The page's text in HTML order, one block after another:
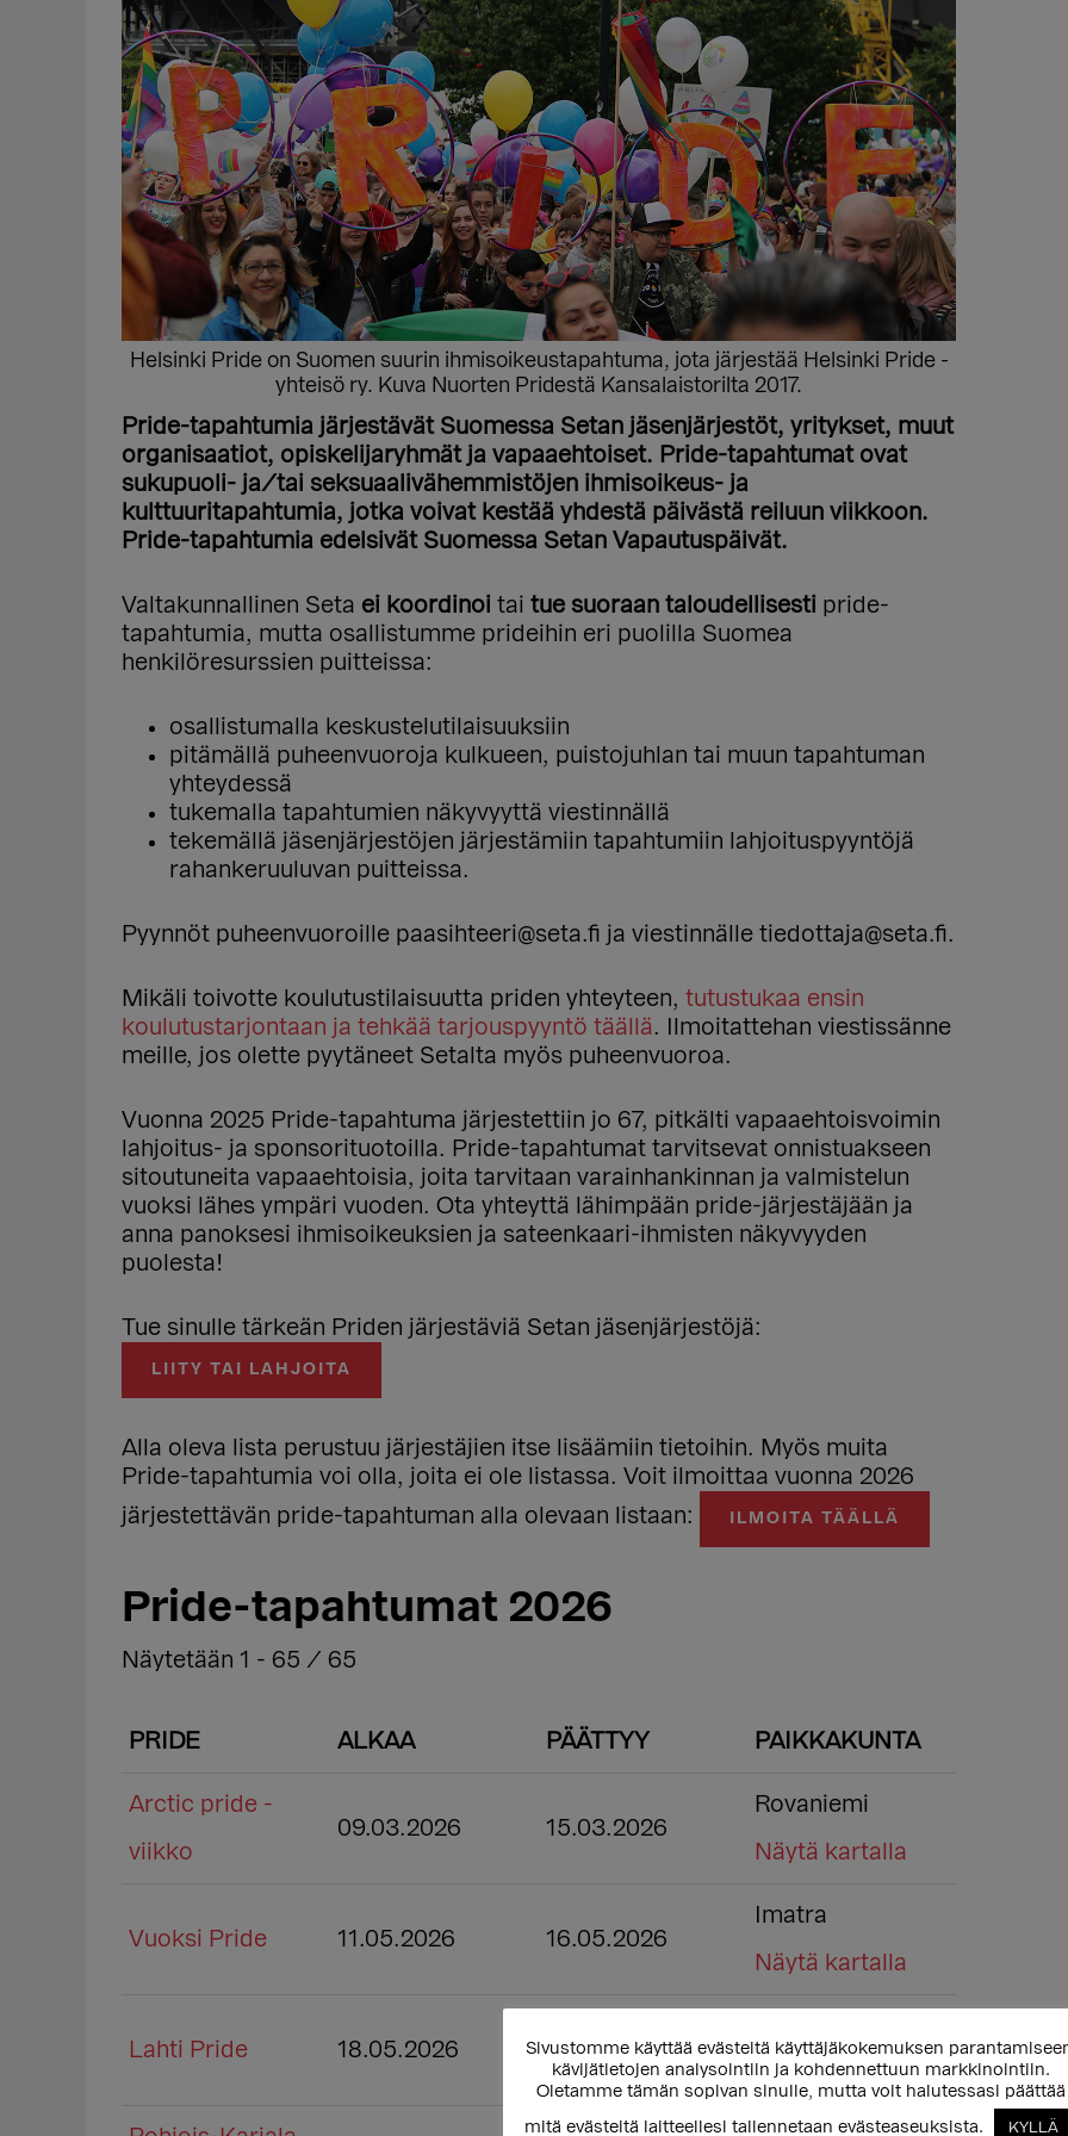
Helsinki Pride on Suomen suurin ihmisoikeustapahtuma, jota järjestää Helsinki Pride -
yhteisö ry. Kuva Nuorten Pridestä Kansalaistorilta 2017.
Pride-tapahtumia järjestävät Suomessa Setan jäsenjärjestöt, yritykset, muut
organisaatiot, opiskelijaryhmät ja vapaaehtoiset. Pride-tapahtumat ovat
sukupuoli- ja/tai seksuaalivähemmistöjen ihmisoikeus- ja
kulttuuritapahtumia, jotka voivat kestää yhdestä päivästä reiluun viikkoon.
Pride-tapahtumia edelsivät Suomessa Setan Vapautuspäivät.
Valtakunnallinen Seta ei koordinoi tai tue suoraan taloudellisesti pride-
tapahtumia, mutta osallistumme prideihin eri puolilla Suomea
henkilöresurssien puitteissa:
osallistumalla keskustelutilaisuuksiin
pitämällä puheenvuoroja kulkueen, puistojuhlan tai muun tapahtuman
yhteydessä
tukemalla tapahtumien näkyvyyttä viestinnällä
tekemällä jäsenjärjestöjen järjestämiin tapahtumiin lahjoituspyyntöjä
rahankeruuluvan puitteissa.
Pyynnöt puheenvuoroille paasihteeri@seta.fi ja viestinnälle tiedottaja@seta.fi.
Mikäli toivotte koulutustilaisuutta priden yhteyteen, tutustukaa ensin
koulutustarjontaan ja tehkää tarjouspyyntö täällä. Ilmoitattehan viestissänne
meille, jos olette pyytäneet Setalta myös puheenvuoroa.
Vuonna 2025 Pride-tapahtuma järjestettiin jo 67, pitkälti vapaaehtoisvoimin
lahjoitus- ja sponsorituotoilla. Pride-tapahtumat tarvitsevat onnistuakseen
sitoutuneita vapaaehtoisia, joita tarvitaan varainhankinnan ja valmistelun
vuoksi lähes ympäri vuoden. Ota yhteyttä lähimpään pride-järjestäjään ja
anna panoksesi ihmisoikeuksien ja sateenkaari-ihmisten näkyvyyden
puolesta!
Tue sinulle tärkeän Priden järjestäviä Setan jäsenjärjestöjä:
LIITY TAI LAHJOITA
Alla oleva lista perustuu järjestäjien itse lisäämiin tietoihin. Myös muita
Pride-tapahtumia voi olla, joita ei ole listassa. Voit ilmoittaa vuonna 2026
järjestettävän pride-tapahtuman alla olevaan listaan:
ILMOITA TÄÄLLÄ
Pride-tapahtumat 2026
Näytetään 1 - 65 / 65
Lähetykset
PRIDE ALKAA PÄÄTTYY PAIKKAKUNTA
Arctic pride -
viikko
09.03.2026 15.03.2026
Rovaniemi
Näytä kartalla
Vuoksi Pride 11.05.2026 16.05.2026
Imatra
Näytä kartalla
Lahti Pride 18.05.2026 24.05.2026
Näytä kartalla
Sivustomme käyttää evästeitä käyttäjäkokemuksen
kävijätietojen analysointiin ja kohdennettuun markkinointiin.
Oletamme tämän sopivan sinulle, mutta voit halutessasi päättää
mitä evästeitä laitteellesi tallennetaan evästeaseuksista.
KYLLÄ